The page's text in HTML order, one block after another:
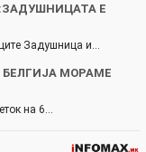
Е
Задушница и…
МОРАМЕ
на 6…